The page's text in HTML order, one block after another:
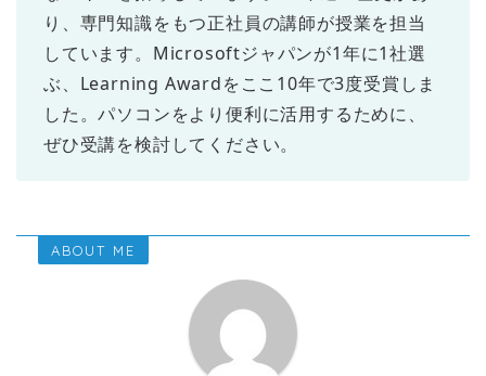
り、専門知識をもつ正社員の講師が授業を担当
しています。Microsoftジャパンが1年に1社選
ぶ、Learning Awardをここ10年で3度受賞しま
した。パソコンをより便利に活用するために、
ぜひ受講を検討してください。
ABOUT ME